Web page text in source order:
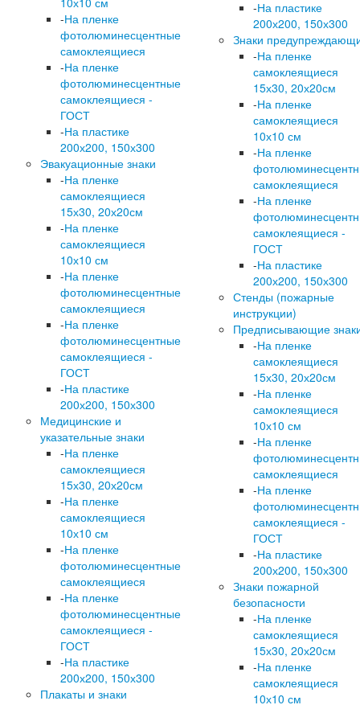
-На пленке
фотолюминесцентные
самоклеящиеся
-На пленке
фотолюминесцентные
самоклеящиеся -
ГОСТ
-На пластике
200х200, 150х300
Эвакуационные знаки
-На пленке
самоклеящиеся
15х30, 20х20см
-На пленке
самоклеящиеся
10х10 см
-На пленке
фотолюминесцентные
самоклеящиеся
-На пленке
фотолюминесцентные
самоклеящиеся -
ГОСТ
-На пластике
200х200, 150х300
Медицинские и
указательные знаки
-На пленке
самоклеящиеся
15х30, 20х20см
-На пленке
самоклеящиеся
10х10 см
-На пленке
фотолюминесцентные
самоклеящиеся
-На пленке
фотолюминесцентные
самоклеящиеся -
ГОСТ
-На пластике
200х200, 150х300
Плакаты и знаки
-На пластике
200х200, 150х300
Знаки
-На пленке
самоклеящиеся
15х30, 20х20см
-На пленке
самоклеящиеся
10х10 см
-На пленке
самоклеящиеся
-На пленке
самоклеящиеся -
ГОСТ
-На пластике
200х200, 150х300
Стенды (пожарные
инструкции)
Предписывающие
-На пленке
самоклеящиеся
15х30, 20х20см
-На пленке
самоклеящиеся
10х10 см
-На пленке
самоклеящиеся
-На пленке
самоклеящиеся -
ГОСТ
-На пластике
200х200, 150х300
Знаки пожарной
безопасности
-На пленке
самоклеящиеся
15х30, 20х20см
-На пленке
самоклеящиеся
10х10 см